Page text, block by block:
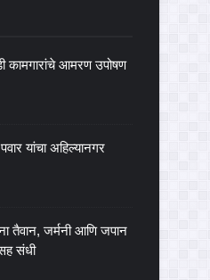
कामगारांचे आमरण उपोषण
यांचा अहिल्यानगर
तैवान, जर्मनी आणि जपान
संधी